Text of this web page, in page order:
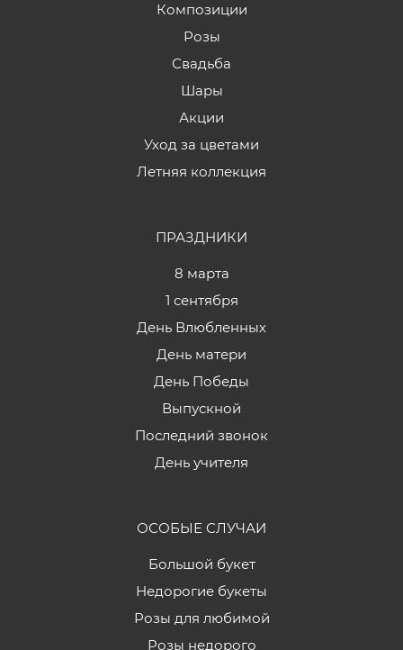
Композиции
Розы
Свадьба
Шары
Акции
Уход за цветами
Летняя коллекция
ПРАЗДНИКИ
8 марта
1 сентября
День Влюбленных
День матери
День Победы
Выпускной
Последний звонок
День учителя
ОСОБЫЕ СЛУЧАИ
Большой букет
Недорогие букеты
Розы для любимой
Розы недорого